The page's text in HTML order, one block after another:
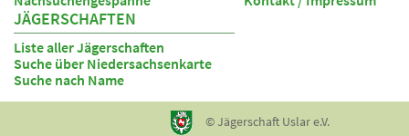
JÄGERSCHAFTEN
Liste aller Jägerschaften
Suche über Niedersachsenkarte
Suche nach Name
© Jägerschaft Uslar e.V.